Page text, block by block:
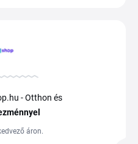
- Otthon és
áron.